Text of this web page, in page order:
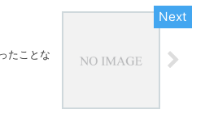
たことな